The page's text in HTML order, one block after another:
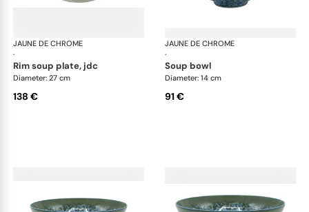
JAUNE DE CHROME
·
Nymphéa
rim soup plate, jdc
Diameter: 27 cm
138 €
JAUNE DE CHROME
·
soup bowl
Diameter: 14 cm
91 €